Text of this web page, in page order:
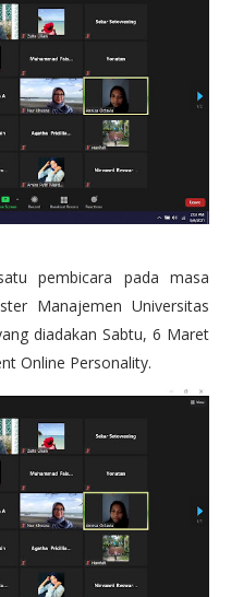
pembicara pada masa
Manajemen Universitas
diadakan Sabtu, 6 Maret
Online Personality.